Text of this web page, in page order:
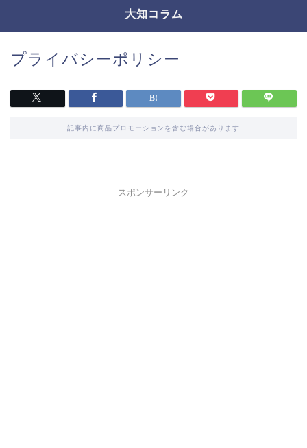
大知コラム
プライバシーポリシー
記事内に商品プロモーションを含む場合があります
スポンサーリンク